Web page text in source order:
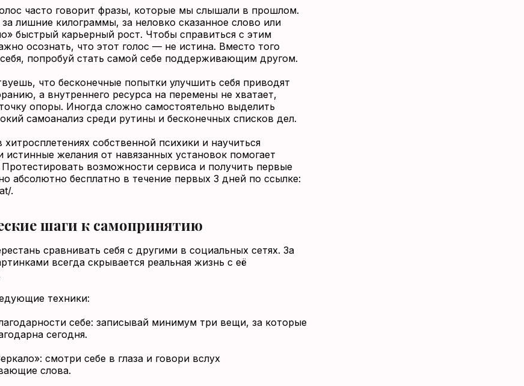
часто говорит фразы, которые мы слышали в прошлом.
лишние килограммы, за неловко сказанное слово или
быстрый карьерный рост. Чтобы справиться с этим
осознать, что этот голос — не истина. Вместо того
себя, попробуй стать самой себе поддерживающим другом.
что бесконечные попытки улучшить себя приводят
а внутреннего ресурса на перемены не хватает,
опоры. Иногда сложно самостоятельно выделить
самоанализ среди рутины и бесконечных списков дел.
хитросплетениях собственной психики и научиться
истинные желания от навязанных установок помогает
возможности сервиса и получить первые
абсолютно бесплатно в течение первых 3 дней по ссылке:
.
шаги к самопринятию
сравнивать себя с другими в социальных сетях. За
всегда скрывается реальная жизнь с её
техники:
себе: записывай минимум три вещи, за которые
сегодня.
смотри себе в глаза и говори вслух
слова.